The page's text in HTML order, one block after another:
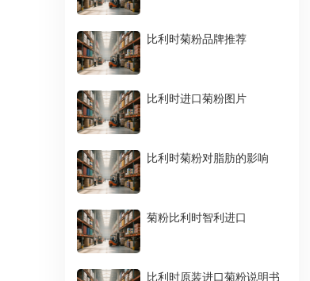
比利时菊粉品牌推荐
比利时进口菊粉图片
比利时菊粉对脂肪的影响
菊粉比利时智利进口
比利时原装进口菊粉说明书